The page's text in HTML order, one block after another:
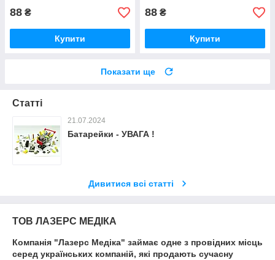
88 ₴
Купити
88 ₴
Купити
Показати ще
Статті
21.07.2024
Батарейки - УВАГА !
Дивитися всі статті
ТОВ ЛАЗЕРС МЕДІКА
Компанія "Лазерс Медіка" займає одне з провідних місць
серед українських компаній, які продають сучасну